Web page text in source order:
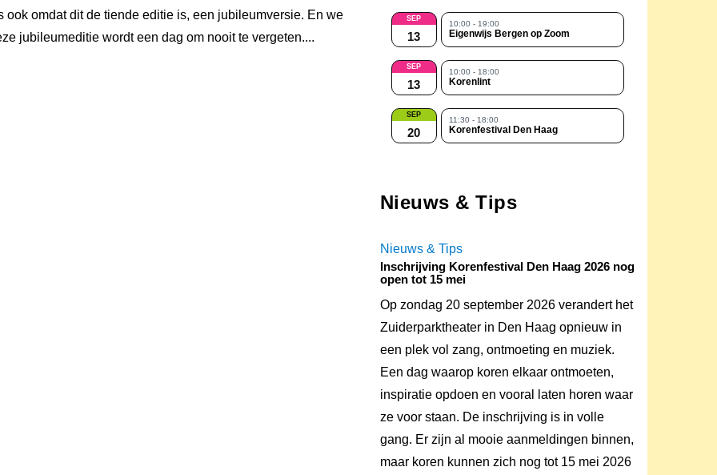
ook omdat dit de tiende editie is, een jubileumversie. En we
jubileumeditie wordt een dag om nooit te vergeten....
SEP
13
10:00 - 19:00
Eigenwijs Bergen op Zoom
SEP
13
10:00 - 18:00
Korenlint
SEP
20
11:30 - 18:00
Korenfestival Den Haag
Nieuws & Tips
Nieuws & Tips
Inschrijving Korenfestival Den Haag 2026 nog
open tot 15 mei
Op zondag 20 september 2026 verandert het
Zuiderparktheater in Den Haag opnieuw in
een plek vol zang, ontmoeting en muziek.
Een dag waarop koren elkaar ontmoeten,
inspiratie opdoen en vooral laten horen waar
ze voor staan. De inschrijving is in volle
gang. Er zijn al mooie aanmeldingen binnen,
maar koren kunnen zich nog tot 15 mei 2026